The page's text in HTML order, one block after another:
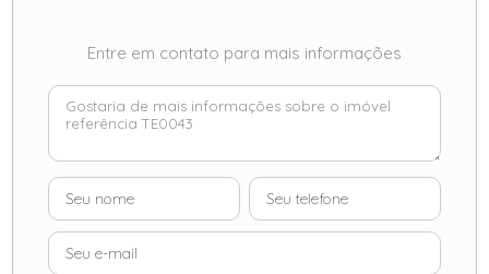
Entre em contato para mais informações